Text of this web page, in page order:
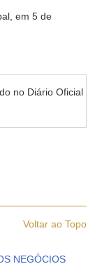
em 5 de
no Diário Oficial
Voltar ao Topo
NEGÓCIOS